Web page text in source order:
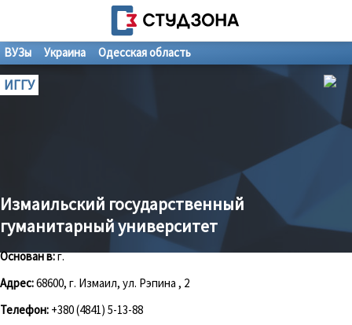
ВУЗы Украина Одесская область
ИГГУ
Измаильский государственный
гуманитарный университет
Основан в:г.
Адрес:68600, г. Измаил, ул. Рэпина , 2
Телефон: +380 (4841) 5-13-88